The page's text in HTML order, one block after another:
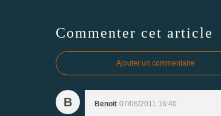
Commenter cet article
Ajouter un commentaire
B Benoit 07/06/2011 16:40